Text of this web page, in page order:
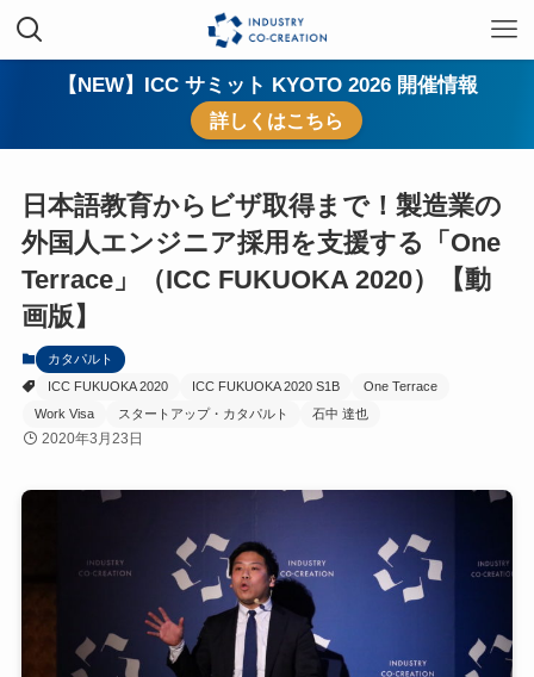
【NEW】ICC サミット KYOTO 2026 開催情報
詳しくはこちら
日本語教育からビザ取得まで！製造業の
外国人エンジニア採用を支援する「One
Terrace」（ICC FUKUOKA 2020）【動
画版】
カタパルト
ICC FUKUOKA 2020
ICC FUKUOKA 2020 S1B
One Terrace
Work Visa
スタートアップ・カタパルト 石中 達也
2020年3月23日